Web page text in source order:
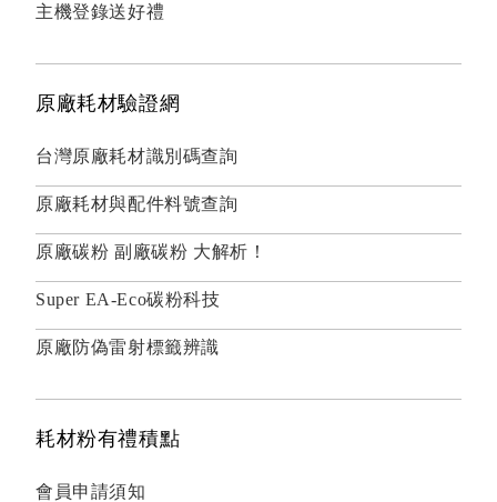
主機登錄送好禮
原廠耗材驗證網
台灣原廠耗材識別碼查詢
原廠耗材與配件料號查詢
原廠碳粉 副廠碳粉 大解析！
Super EA-Eco碳粉科技
原廠防偽雷射標籤辨識
耗材粉有禮積點
會員申請須知